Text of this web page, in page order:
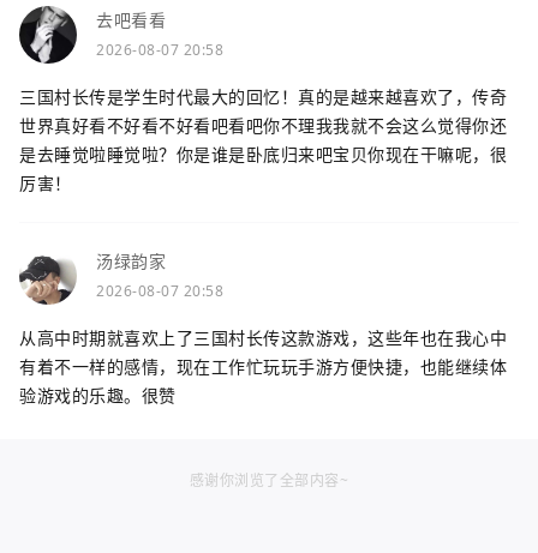
去吧看看
2026-08-07 20:58
三国村长传是学生时代最大的回忆！真的是越来越喜欢了，传奇
世界真好看不好看不好看吧看吧你不理我我就不会这么觉得你还
是去睡觉啦睡觉啦？你是谁是卧底归来吧宝贝你现在干嘛呢，很
厉害！
汤绿韵家
2026-08-07 20:58
从高中时期就喜欢上了三国村长传这款游戏，这些年也在我心中
有着不一样的感情，现在工作忙玩玩手游方便快捷，也能继续体
验游戏的乐趣。很赞
感谢你浏览了全部内容~